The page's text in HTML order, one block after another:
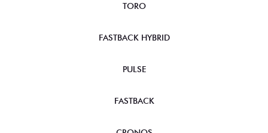
TORO
FASTBACK HYBRID
PULSE
FASTBACK